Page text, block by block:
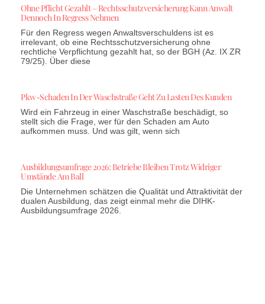
Ohne Pflicht Gezahlt – Rechtsschutzversicherung Kann Anwalt
Dennoch In Regress Nehmen
Für den Regress wegen Anwaltsverschuldens ist es
irrelevant, ob eine Rechtsschutzversicherung ohne
rechtliche Verpflichtung gezahlt hat, so der BGH (Az. IX ZR
79/25). Über diese
Pkw-Schaden In Der Waschstraße Geht Zu Lasten Des Kunden
Wird ein Fahrzeug in einer Waschstraße beschädigt, so
stellt sich die Frage, wer für den Schaden am Auto
aufkommen muss. Und was gilt, wenn sich
Ausbildungsumfrage 2026: Betriebe Bleiben Trotz Widriger
Umstände Am Ball
Die Unternehmen schätzen die Qualität und Attraktivität der
dualen Ausbildung, das zeigt einmal mehr die DIHK-
Ausbildungsumfrage 2026.